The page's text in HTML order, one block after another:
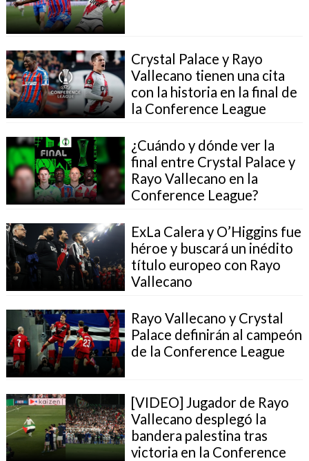
Crystal Palace y Rayo
Vallecano tienen una cita
con la historia en la final de
la Conference League
¿Cuándo y dónde ver la
final entre Crystal Palace y
Rayo Vallecano en la
Conference League?
ExLa Calera y O’Higgins fue
héroe y buscará un inédito
título europeo con Rayo
Vallecano
Rayo Vallecano y Crystal
Palace definirán al campeón
de la Conference League
[VIDEO] Jugador de Rayo
Vallecano desplegó la
bandera palestina tras
victoria en la Conference